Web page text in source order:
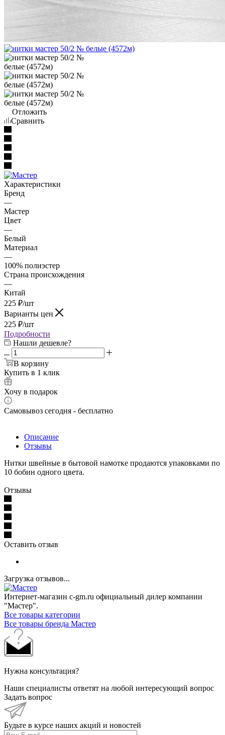
Отложить
Сравнить
Характеристики
Бренд
—
Мастер
Цвет
—
Белый
Материал
—
100% полиэстер
Страна происхождения
—
Китай
225 ₽/шт
Варианты цен
225 ₽/шт
Подробности
Нашли дешевле?
В корзину
Купить в 1 клик
Хочу в подарок
Самовывоз сегодня - бесплатно
Описание
Отзывы
Нитки швейные в бытовой намотке продаются упаковками по
10 бобин одного цвета.
Отзывы
Оставить отзыв
Загрузка отзывов...
Интернет-магазин c-gm.ru официальный дилер компании
"Мастер".
Все товары категории
Все товары бренда Мастер
Нужна консультация?
Наши специалисты ответят на любой интересующий вопрос
Задать вопрос
Будьте в курсе наших акций и новостей